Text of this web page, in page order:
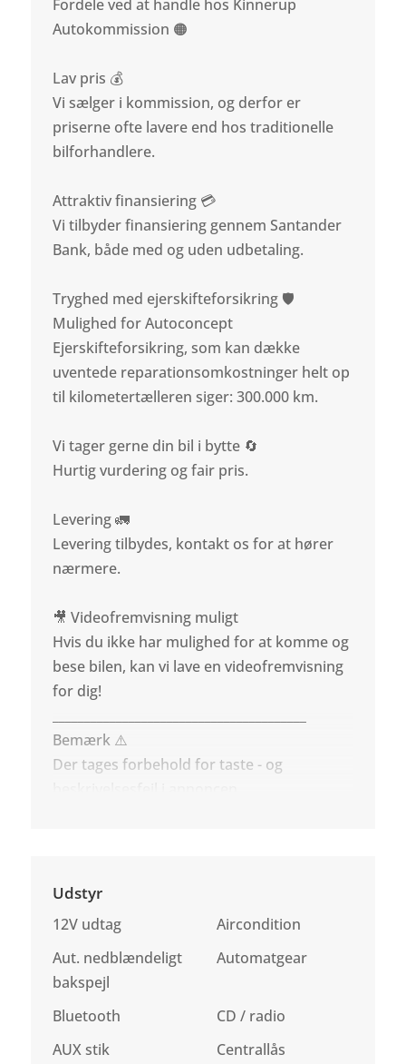
Fordele ved at handle hos Kinnerup
Autokommission 🟠
Lav pris 💰
Vi sælger i kommission, og derfor er
priserne ofte lavere end hos traditionelle
bilforhandlere.
Attraktiv finansiering 💳
Vi tilbyder finansiering gennem Santander
Bank, både med og uden udbetaling.
Tryghed med ejerskifteforsikring 🛡️
Mulighed for Autoconcept
Ejerskifteforsikring, som kan dække
uventede reparationsomkostninger helt op
til kilometertælleren siger: 300.000 km.
Vi tager gerne din bil i bytte 🔄
Hurtig vurdering og fair pris.
Levering 🚛
Levering tilbydes, kontakt os for at hører
nærmere.
🎥 Videofremvisning muligt
Hvis du ikke har mulighed for at komme og
bese bilen, kan vi lave en videofremvisning
for dig!
Bemærk ⚠️
Der tages forbehold for taste - og
Udstyr
12V udtag
Aircondition
Aut. nedblændeligt
bakspejl
Automatgear
Bluetooth
CD / radio
AUX stik
Centrallås